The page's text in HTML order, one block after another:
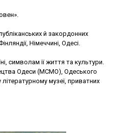
й закордонних
Німеччині, Одесі.
символам її життя та культури.
Одеси (МСМО), Одеського
музеї, приватних